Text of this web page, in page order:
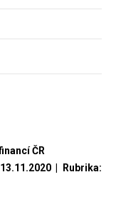
ČR
| Rubrika: